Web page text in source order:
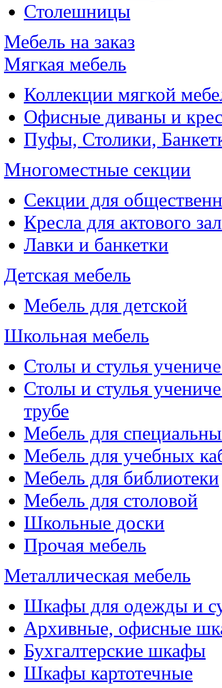
Столешницы
Мебель на заказ
Мягкая мебель
Коллекции мягкой
Офисные диваны и
Пуфы, Столики,
Многоместные секции
Секции для
Кресла для актового
Лавки и банкетки
Детская мебель
Мебель для детской
Школьная мебель
Столы и стулья
Столы и стулья
трубе
Мебель для
Мебель для учебных
Мебель для библиотеки
Мебель для столовой
Школьные доски
Прочая мебель
Металлическая мебель
Шкафы для одежды и
Архивные, офисные
Бухгалтерские шкафы
Шкафы картотечные